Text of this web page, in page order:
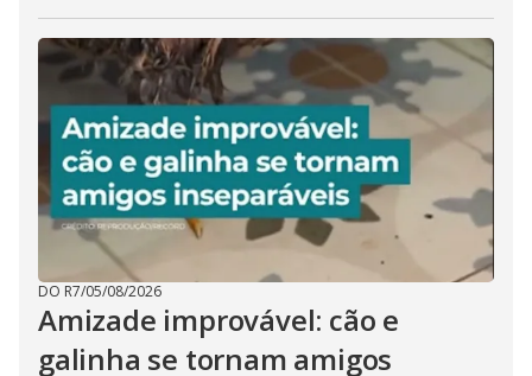
DO R7/05/08/2026
Amizade improvável: cão e
galinha se tornam amigos